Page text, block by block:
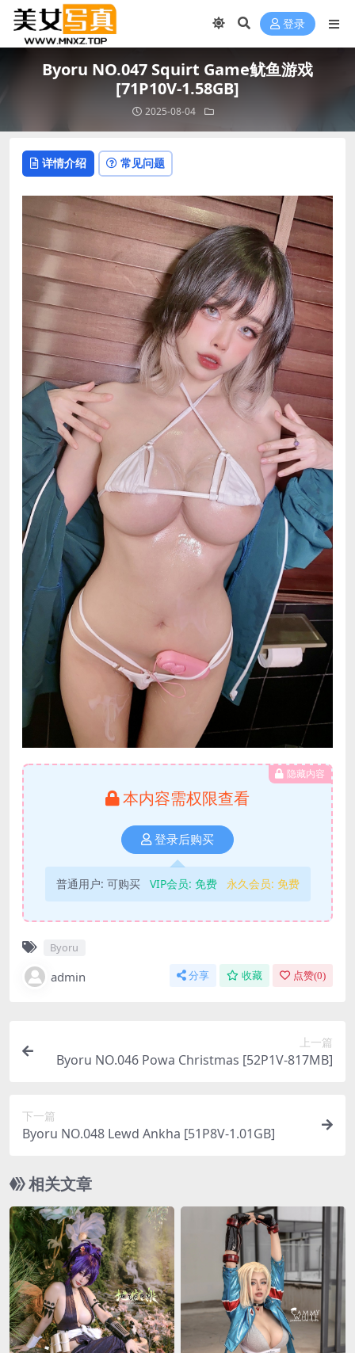
登录
Byoru NO.047 Squirt Game鱿鱼游戏
[71P10V-1.58GB]
2025-08-04
详情介绍 常见问题
隐藏内容
本内容需权限查看
登录后购买
普通用户: 可购买 VIP会员: 免费 永久会员: 免费
Byoru
admin 分享 收藏 点赞(0)
上一篇
Byoru NO.046 Powa Christmas [52P1V-817MB]
下一篇
Byoru NO.048 Lewd Ankha [51P8V-1.01GB]
相关文章